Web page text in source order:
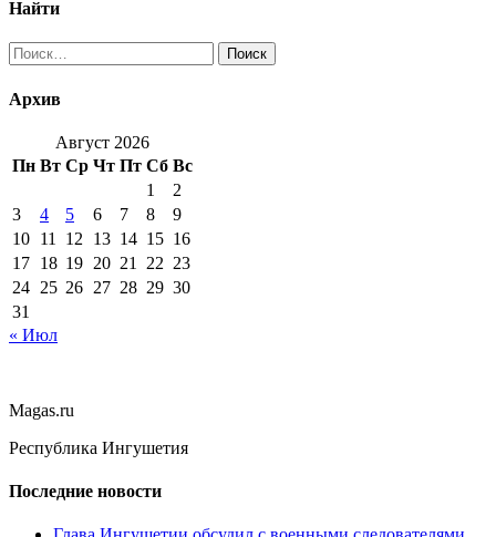
Найти
Найти:
Архив
Август 2026
Пн Вт Ср Чт Пт Сб Вс
1
2
3
4 5 6 7 8
9
10 11 12 13 14 15 16
17 18 19 20 21 22 23
24 25 26 27 28 29 30
31
« Июл
Magas.ru
Республика Ингушетия
Последние новости